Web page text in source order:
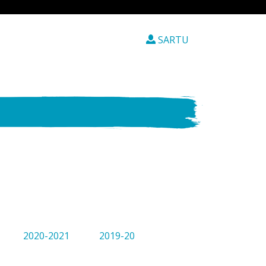
SARTU
2020-2021
2019-20